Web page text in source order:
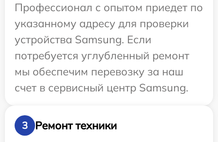
Профессионал с опытом приедет по
указанному адресу для проверки
устройства Samsung. Если
потребуется углубленный ремонт
мы обеспечим перевозку за наш
счет в сервисный центр Samsung.
3
Ремонт техники